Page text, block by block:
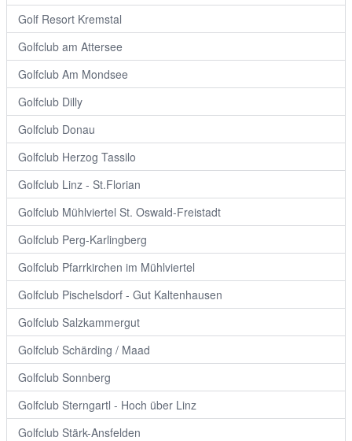
Golf Resort Kremstal
Golfclub am Attersee
Golfclub Am Mondsee
Golfclub Dilly
Golfclub Donau
Golfclub Herzog Tassilo
Golfclub Linz - St.Florian
Golfclub Mühlviertel St. Oswald-Freistadt
Golfclub Perg-Karlingberg
Golfclub Pfarrkirchen im Mühlviertel
Golfclub Pischelsdorf - Gut Kaltenhausen
Golfclub Salzkammergut
Golfclub Schärding / Maad
Golfclub Sonnberg
Golfclub Sterngartl - Hoch über Linz
Golfclub Stärk-Ansfelden